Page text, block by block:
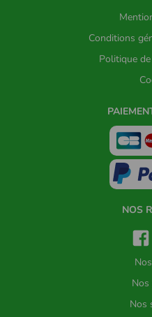
Conditions
Politique
NOS
Nos
Nos